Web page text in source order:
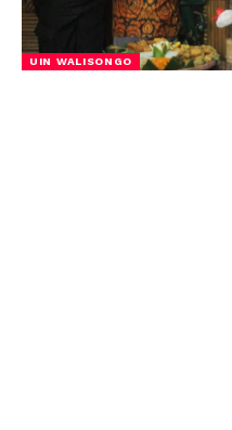
UIN WALISONGO